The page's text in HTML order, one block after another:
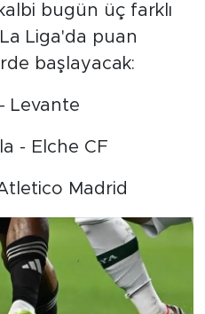
bugün üç farklı
Liga'da puan
başlayacak:
Levante
- Elche CF
Madrid